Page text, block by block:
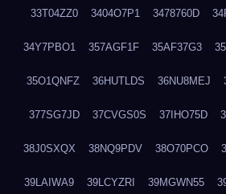
33T04ZZ0 3404O7P1 3478760D
34Y7PBO1 357AGF1F 35AF37G3
35O1QNFZ 36HUTLDS 36NU8MEJ
377SG7JD 37CVGS0S 37IHO75D
38J0SXQX 38NQ9PDV 38O70PCO
39LAIWA9 39LCYZRI 39MGWN55